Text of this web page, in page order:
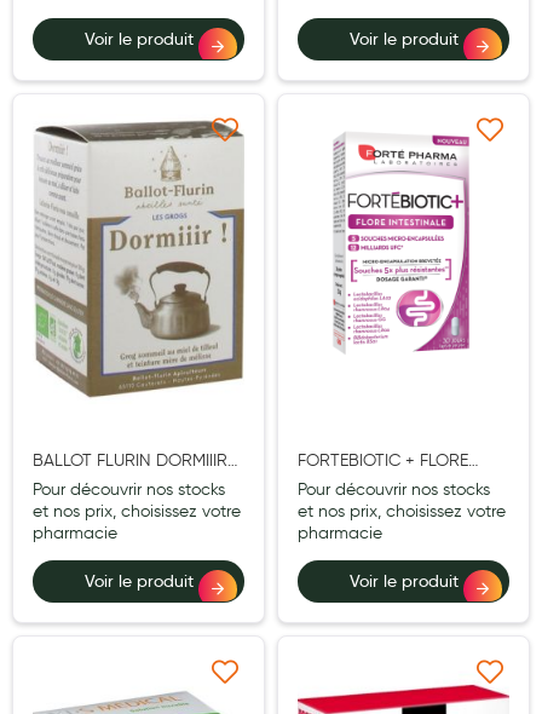
Douleurs articulaires et musculaires
Santé séniors
Anti acariens, anti gale, anti tiques, insectifuges
Vétérinaire
Incontinence
Ronflement
Autotests
Protections auditives
Piluliers
Matériel medical
Cannes
Chaussures
Voir le produit Voir le produit
BALLOT FLURIN DORMIIIR
GROG BIO 125G
Pour découvrir nos stocks
et nos prix, choisissez votre
pharmacie
Voir le produit
Ajouter à ma liste d’envie
FORTEBIOTIC + FLORE
INTESTINALE
Pour découvrir nos stocks
et nos prix, choisissez votre
pharmacie
Voir le produit
Ajouter à ma liste
Ajouter à ma liste d’envie Ajouter à ma liste